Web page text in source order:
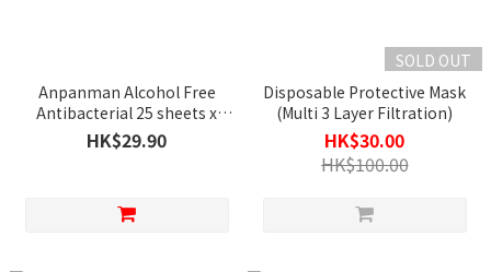
Anpanman Alcohol Free
Antibacterial 25 sheets x
2pcs
HK$29.90
SOLD OUT
Disposable Protective Mask
(Multi 3 Layer Filtration)
HK$30.00
HK$100.00